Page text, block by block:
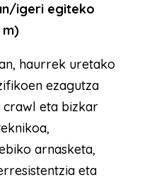
igeri egiteko
m)
haurrek uretako
ezagutza
eta bizkar
arnasketa,
eta